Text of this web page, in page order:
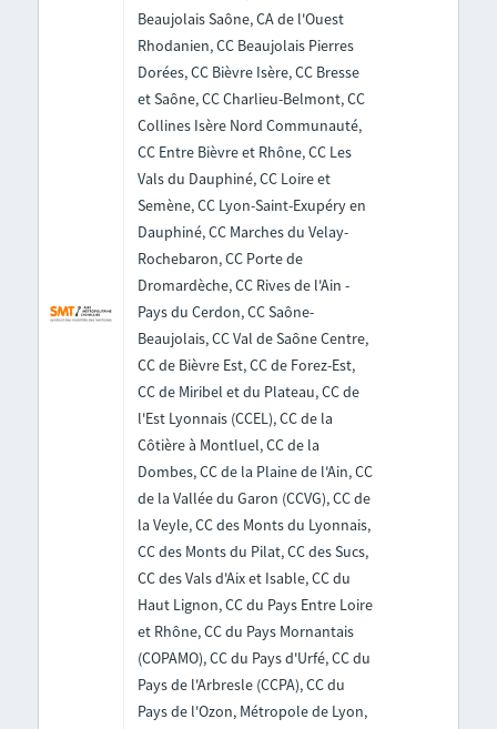
Beaujolais Saône, CA de l'Ouest
Rhodanien, CC Beaujolais Pierres
Dorées, CC Bièvre Isère, CC Bresse
et Saône, CC Charlieu-Belmont, CC
Collines Isère Nord Communauté,
CC Entre Bièvre et Rhône, CC Les
Vals du Dauphiné, CC Loire et
Semène, CC Lyon-Saint-Exupéry en
Dauphiné, CC Marches du Velay-
Rochebaron, CC Porte de
Dromardèche, CC Rives de l'Ain -
Pays du Cerdon, CC Saône-
Beaujolais, CC Val de Saône Centre,
CC de Bièvre Est, CC de Forez-Est,
CC de Miribel et du Plateau, CC de
l'Est Lyonnais (CCEL), CC de la
Côtière à Montluel, CC de la
Dombes, CC de la Plaine de l'Ain, CC
de la Vallée du Garon (CCVG), CC de
la Veyle, CC des Monts du Lyonnais,
CC des Monts du Pilat, CC des Sucs,
CC des Vals d'Aix et Isable, CC du
Haut Lignon, CC du Pays Entre Loire
et Rhône, CC du Pays Mornantais
(COPAMO), CC du Pays d'Urfé, CC du
Pays de l'Arbresle (CCPA), CC du
Pays de l'Ozon, Métropole de Lyon,